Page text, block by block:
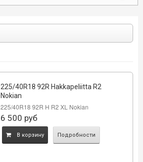
225/40R18 92R Hakkapeliitta R2
Nokian
225/40R18 92R H R2 XL Nokian
6 500 руб
B корзину Подробности